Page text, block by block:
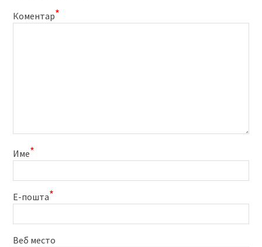
Коментар*
Име*
Е-пошта*
Веб место